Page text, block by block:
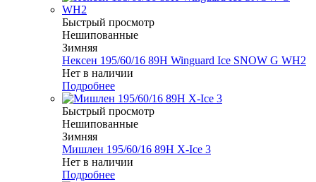
Быстрый просмотр
Нешипованные
Зимняя
Нексен 195/60/16 89H Winguard Ice SNOW G WH2
Нет в наличии
Подробнее
Быстрый просмотр
Нешипованные
Зимняя
Мишлен 195/60/16 89H X-Ice 3
Нет в наличии
Подробнее